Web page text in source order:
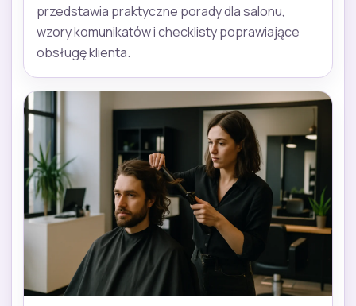
przedstawia praktyczne porady dla salonu,
wzory komunikatów i checklisty poprawiające
obsługę klienta.